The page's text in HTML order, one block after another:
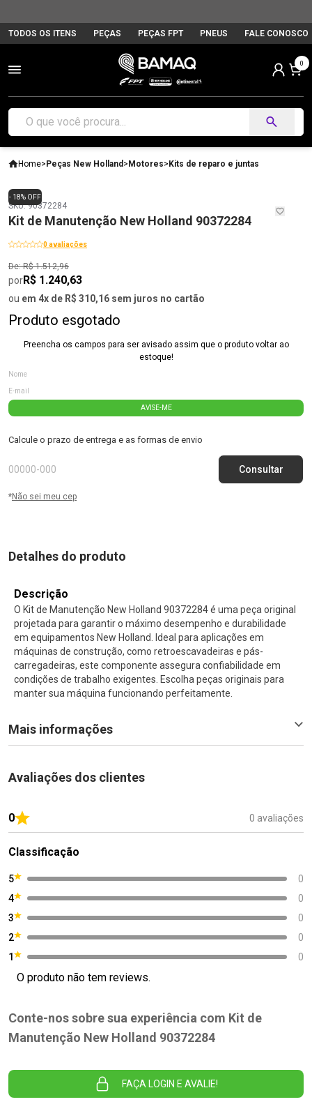
TODOS OS ITENS PEÇAS PEÇAS FPT PNEUS FALE CONOSCO
0
Home>Peças New Holland >Motores>Kits de reparo e juntas
SKU: 90372284
Kit de Manutenção New Holland 90372284
0 avaliações
De: R$ 1.512,96
porR$ 1.240,63
ou em 4x de R$ 310,16 sem juros no cartão
- 18% OFF
Produto esgotado
Preencha os campos para ser avisado assim que o produto voltar ao
estoque!
AVISE-ME
Calcule o prazo de entrega e as formas de envio
*Não sei meu cep
Detalhes do produto
Descrição
O Kit de Manutenção New Holland 90372284 é uma peça original
projetada para garantir o máximo desempenho e durabilidade
em equipamentos New Holland. Ideal para aplicações em
máquinas de construção, como retroescavadeiras e pás-
carregadeiras, este componente assegura confiabilidade em
condições de trabalho exigentes. Escolha peças originais para
manter sua máquina funcionando perfeitamente.
Mais informações
Avaliações dos clientes
0 0 avaliações
Classificação
5
0
4
0
3
0
2
0
1
0
O produto não tem reviews.
Conte-nos sobre sua experiência com Kit de
Manutenção New Holland 90372284
FAÇA LOGIN E AVALIE!